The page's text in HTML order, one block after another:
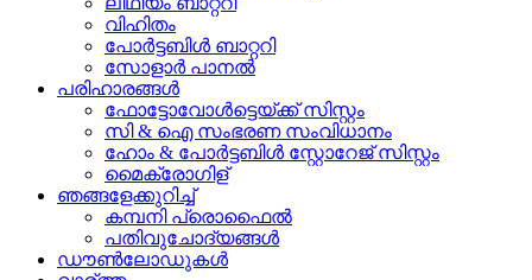
വിഹിതം
പോർട്ടബിൾ ബാറ്ററി
സോളാർ പാനൽ
പരിഹാരങ്ങൾ
ഫോട്ടോവോൾട്ടെയ്ക്ക് സിസ്റ്റം
സി & ഐ സംഭരണ ​​സംവിധാനം
ഹോം & പോർട്ടബിൾ സ്റ്റോറേജ് സിസ്റ്റം
മൈക്രോഗിള്
ഞങ്ങളേക്കുറിച്ച്
കമ്പനി പ്രൊഫൈൽ
പതിവുചോദ്യങ്ങൾ
ഡൗൺലോഡുകൾ